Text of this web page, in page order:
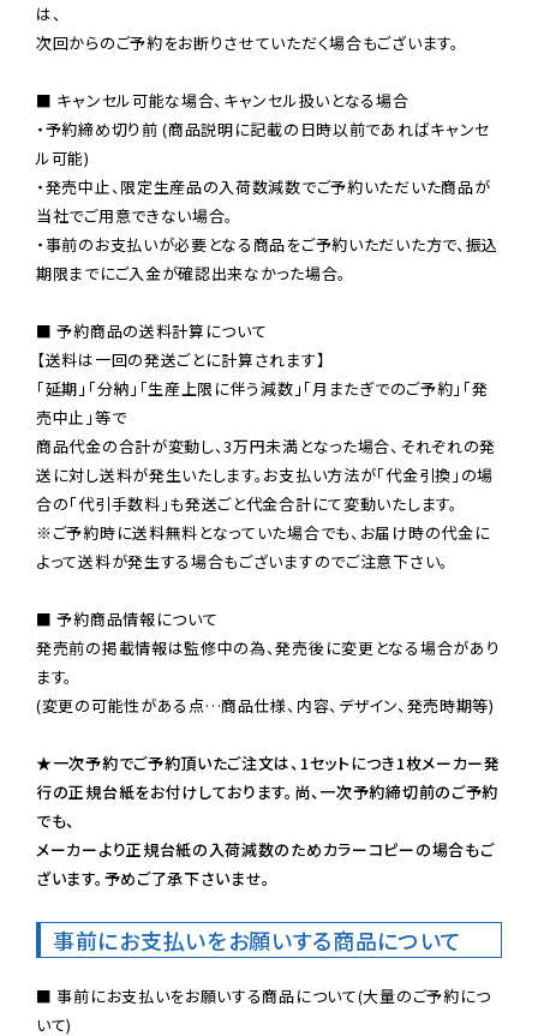
は、
次回からのご予約をお断りさせていただく場合もございます。
■ キャンセル可能な場合、キャンセル扱いとなる場合
・予約締め切り前 (商品説明に記載の日時以前であればキャンセ
ル可能)
・発売中止、限定生産品の入荷数減数でご予約いただいた商品が
当社でご用意できない場合。
・事前のお支払いが必要となる商品をご予約いただいた方で、振込
期限までにご入金が確認出来なかった場合。
■ 予約商品の送料計算について
【送料は一回の発送ごとに計算されます】
「延期」「分納」「生産上限に伴う減数」「月またぎでのご予約」「発
売中止」等で
商品代金の合計が変動し、3万円未満となった場合、それぞれの発
送に対し送料が発生いたします。お支払い方法が「代金引換」の場
※ご予約時に送料無料となっていた場合でも、お届け時の代金に
よって送料が発生する場合もございますのでご注意下さい。
■ 予約商品情報について
発売前の掲載情報は監修中の為、発売後に変更となる場合があり
ます。
(変更の可能性がある点…商品仕様、内容、デザイン、発売時期等)
★一次予約でご予約頂いたご注文は、1セットにつき1枚メーカー発
行の正規台紙をお付けしております。尚、一次予約締切前のご予約
でも、
メーカーより正規台紙の入荷減数のためカラーコピーの場合もご
ざいます。予めご了承下さいませ。
事前にお支払いをお願いする商品について
■ 事前にお支払いをお願いする商品について(大量のご予約につ
いて)